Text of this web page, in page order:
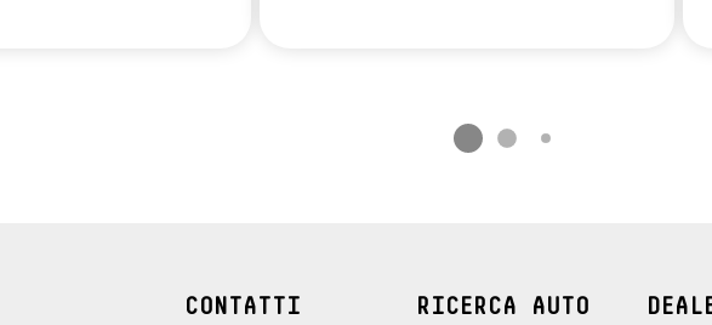
CONTATTI RICERCA AUTO